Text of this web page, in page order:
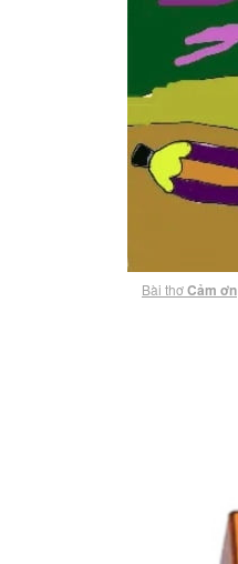
Bài thơCảm ơn